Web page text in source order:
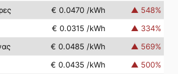
€ 0.0470 /kWh ▲ 548%
€ 0.0315 /kWh ▲ 334%
€ 0.0485 /kWh ▲ 569%
€ 0.0435 /kWh ▲ 500%